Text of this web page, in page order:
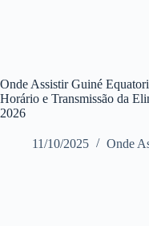
Onde Assistir Guiné
Horário e Transmissão da
2026
11/10/2025 Onde